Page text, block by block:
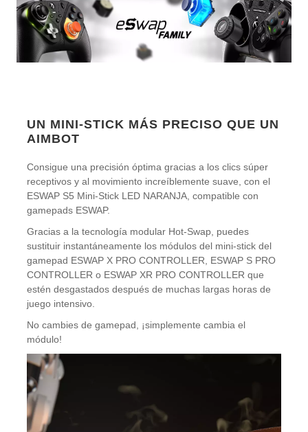
UN MINI-STICK MÁS PRECISO QUE UN
AIMBOT
Consigue una precisión óptima gracias a los clics súper
receptivos y al movimiento increíblemente suave, con el
ESWAP S5 Mini-Stick LED NARANJA, compatible con
gamepads ESWAP.
Gracias a la tecnología modular Hot-Swap, puedes
sustituir instantáneamente los módulos del mini-stick del
gamepad ESWAP X PRO CONTROLLER, ESWAP S PRO
CONTROLLER o ESWAP XR PRO CONTROLLER que
estén desgastados después de muchas largas horas de
juego intensivo.
No cambies de gamepad, ¡simplemente cambia el
módulo!